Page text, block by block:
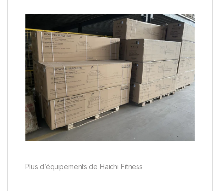
Plus d’équipements de Haichi Fitness